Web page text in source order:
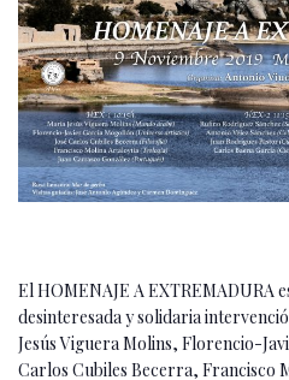
El HOMENAJE A EXTREMADURA
desinteresada y solidaria
Jesús Viguera Molins, Florencio-
Carlos Cubiles Becerra, Francisco